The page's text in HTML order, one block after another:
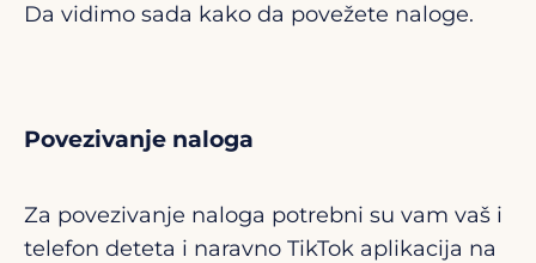
Da vidimo sada kako da povežete naloge.
Povezivanje naloga
Za povezivanje naloga potrebni su vam vaš i
telefon deteta i naravno TikTok aplikacija na